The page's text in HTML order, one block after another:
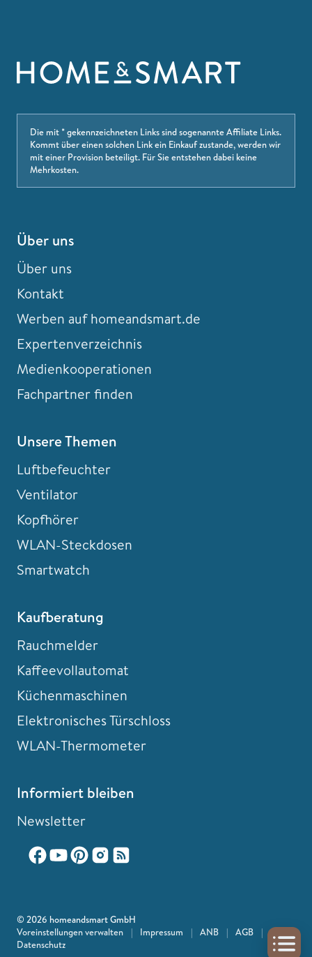
Die mit * gekennzeichneten Links sind sogenannte Affiliate Links.
Kommt über einen solchen Link ein Einkauf zustande, werden wir
mit einer Provision beteiligt. Für Sie entstehen dabei keine
Mehrkosten.
Über uns
Über uns
Kontakt
Werben auf homeandsmart.de
Expertenverzeichnis
Medienkooperationen
Fachpartner finden
Unsere Themen
Luftbefeuchter
Ventilator
Kopfhörer
WLAN-Steckdosen
Smartwatch
Kaufberatung
Rauchmelder
Kaffeevollautomat
Küchenmaschinen
Elektronisches Türschloss
WLAN-Thermometer
Informiert bleiben
Newsletter
© 2026 homeandsmart GmbH
Voreinstellungen verwalten
| Impressum | ANB | AGB
|
Datenschutz